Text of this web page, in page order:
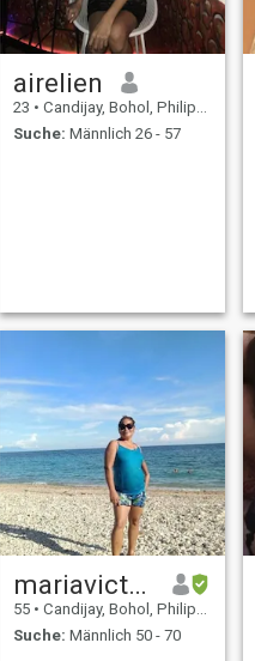
airelien
23 • Candijay, Bohol, Philippinen
Suche: Männlich 26 - 57
mariavictoria
55 • Candijay, Bohol, Philippinen
Suche: Männlich 50 - 70